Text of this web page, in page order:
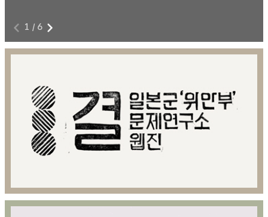
본 영상물은 아카이브814 제공을 위해 제작된 영상콘텐츠이다.
1 / 6